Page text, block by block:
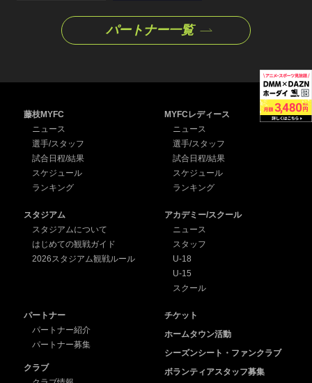
パートナー一覧
藤枝MYFC
ニュース
選手/スタッフ
試合日程/結果
スケジュール
ランキング
MYFCレディース
ニュース
選手/スタッフ
試合日程/結果
スケジュール
ランキング
スタジアム
スタジアムについて
はじめての観戦ガイド
2026スタジアム観戦ルール
アカデミー/スクール
ニュース
スタッフ
U-18
U-15
スクール
パートナー
パートナー紹介
パートナー募集
クラブ
チケット
ホームタウン活動
シーズンシート・ファンクラブ
ボランティアスタッフ募集